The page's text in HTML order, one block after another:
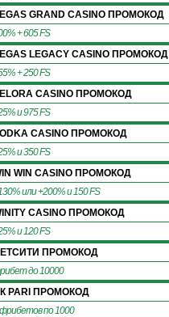
GRAND CASINO ПРОМОКОД
+ 605 FS
LEGACY CASINO ПРОМОКОД
+ 250 FS
CASINO ПРОМОКОД
и 975 FS
CASINO ПРОМОКОД
и 350 FS
WIN CASINO ПРОМОКОД
или +200% и 150 FS
CASINO ПРОМОКОД
и 120 FS
ПРОМОКОД
до 10000
PARI ПРОМОКОД
по 1000